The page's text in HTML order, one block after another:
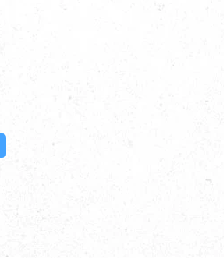
Twitterに投稿する